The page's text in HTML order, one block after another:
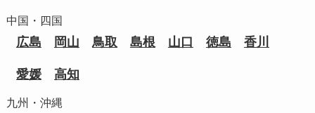
中国・四国
広島 岡山 鳥取 島根 山口 徳島 香川
愛媛 高知
九州・沖縄